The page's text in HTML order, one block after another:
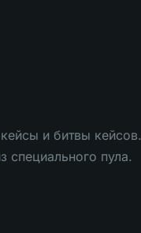
и битвы кейсов.
специального пула.